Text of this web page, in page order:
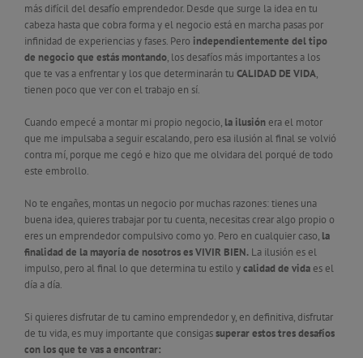
más difícil del desafío emprendedor. Desde que surge la idea en tu
cabeza hasta que cobra forma y el negocio está en marcha pasas por
infinidad de experiencias y fases. Pero independientemente del tipo
de negocio que estás montando, los desafíos más importantes a los
que te vas a enfrentar y los que determinarán tu CALIDAD DE VIDA,
tienen poco que ver con el trabajo en sí.
Cuando empecé a montar mi propio negocio, la ilusión era el motor
que me impulsaba a seguir escalando, pero esa ilusión al final se volvió
contra mí, porque me cegó e hizo que me olvidara del porqué de todo
este embrollo.
No te engañes, montas un negocio por muchas razones: tienes una
buena idea, quieres trabajar por tu cuenta, necesitas crear algo propio o
eres un emprendedor compulsivo como yo. Pero en cualquier caso, la
finalidad de la mayoría de nosotros es VIVIR BIEN. La ilusión es el
impulso, pero al final lo que determina tu estilo ycalidad de vida es el
día a día.
Si quieres disfrutar de tu camino emprendedor y, en definitiva, disfrutar
de tu vida, es muy importante que consigassuperar estos tres desafíos
con los que te vas a encontrar: